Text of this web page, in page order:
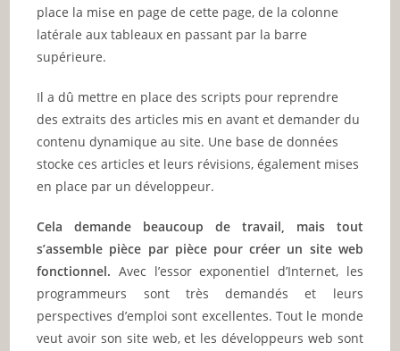
place la mise en page de cette page, de la colonne
latérale aux tableaux en passant par la barre
supérieure.
Il a dû mettre en place des scripts pour reprendre
des extraits des articles mis en avant et demander du
contenu dynamique au site. Une base de données
stocke ces articles et leurs révisions, également mises
en place par un développeur.
Cela demande beaucoup de travail, mais tout
s’assemble pièce par pièce pour créer un site web
fonctionnel. Avec l’essor exponentiel d’Internet, les
programmeurs sont très demandés et leurs
perspectives d’emploi sont excellentes. Tout le monde
veut avoir son site web, et les développeurs web sont